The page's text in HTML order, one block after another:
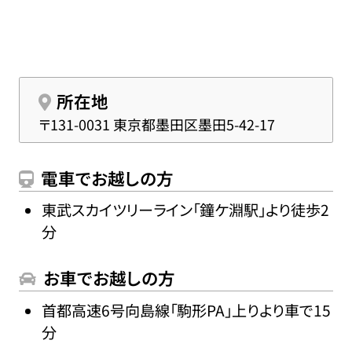
所在地
〒131-0031 東京都墨田区墨田5-42-17
電車でお越しの方
東武スカイツリーライン「鐘ケ淵駅」より徒歩2
分
お車でお越しの方
首都高速6号向島線「駒形PA」上りより車で15
分